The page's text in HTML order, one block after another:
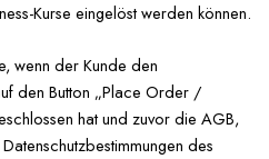
Kurse eingelöst werden können.
wenn der Kunde den
den Button „Place Order /
hat und zuvor die AGB,
des